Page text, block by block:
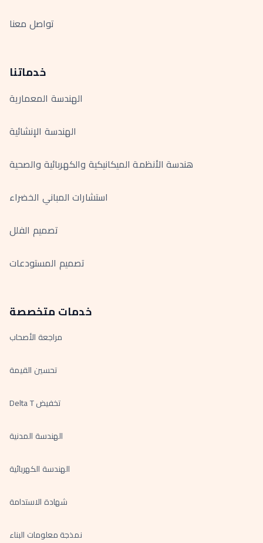
تواصل معنا
خدماتنا
الهندسة المعمارية
الهندسة الإنشائية
هندسة الأنظمة الميكانيكية والكهربائية والصحية
استشارات المباني الخضراء
تصميم الفلل
تصميم المستودعات
خدمات متخصصة
مراجعة الأصحاب
تحسين القيمة
تخفيض Delta T
الهندسة المدنية
الهندسة الكهربائية
شهادة الاستدامة
نمذجة معلومات البناء